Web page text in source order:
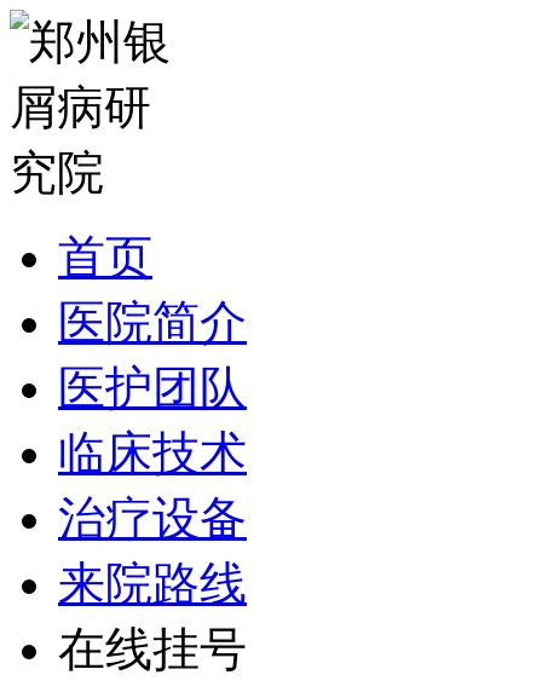
首页
医院简介
医护团队
临床技术
治疗设备
来院路线
在线挂号